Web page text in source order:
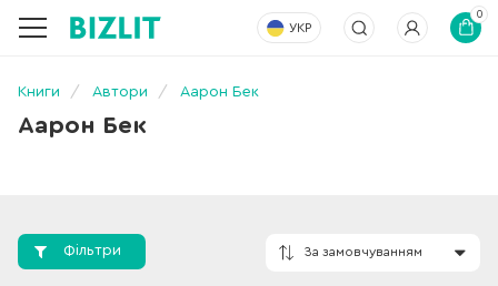
УКР
0
Книги Автори Аарон Бек
Аарон Бек
Фільтри